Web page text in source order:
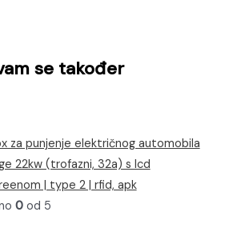
se također
0od 5